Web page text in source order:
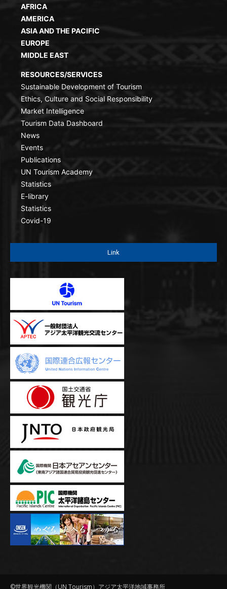
AFRICA
AMERICA
ASIA AND THE PACIFIC
EUROPE
MIDDLE EAST
RESOURCES/SERVICES
Sustainable Development of Tourism
Ethics, Culture and Social Responsibility
Market Intelligence
Tourism Data Dashboard
News
Events
Publications
UN Tourism Academy
Statistics
E-library
Statistics
Covid-19
Link
©世界観光機関（UN Tourism）アジア太平洋地域事務所